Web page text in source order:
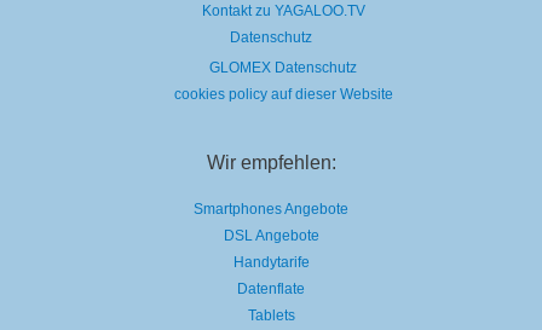
Kontakt zu YAGALOO.TV
Datenschutz
GLOMEX Datenschutz
cookies policy auf dieser Website
Wir empfehlen:
Smartphones Angebote
DSL Angebote
Handytarife
Datenflate
Tablets